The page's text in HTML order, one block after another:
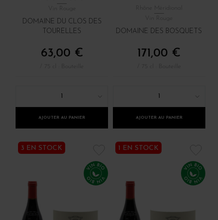
DOMAINE DU CLOS DES
TOURELLES
63,00 €
1
AJOUTER AU PANIER
DOMAINE DES BOSQUETS
171,00 €
1
AJOUTER AU PANIER
3 EN STOCK 1 EN STOCK